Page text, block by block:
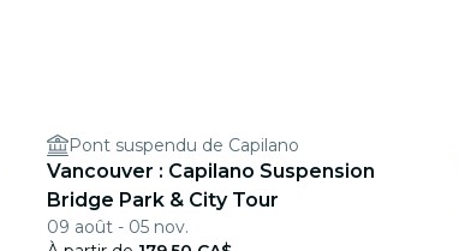
Pont suspendu de Capilano
Vancouver : Capilano Suspension
Bridge Park & City Tour
09 août - 05 nov.